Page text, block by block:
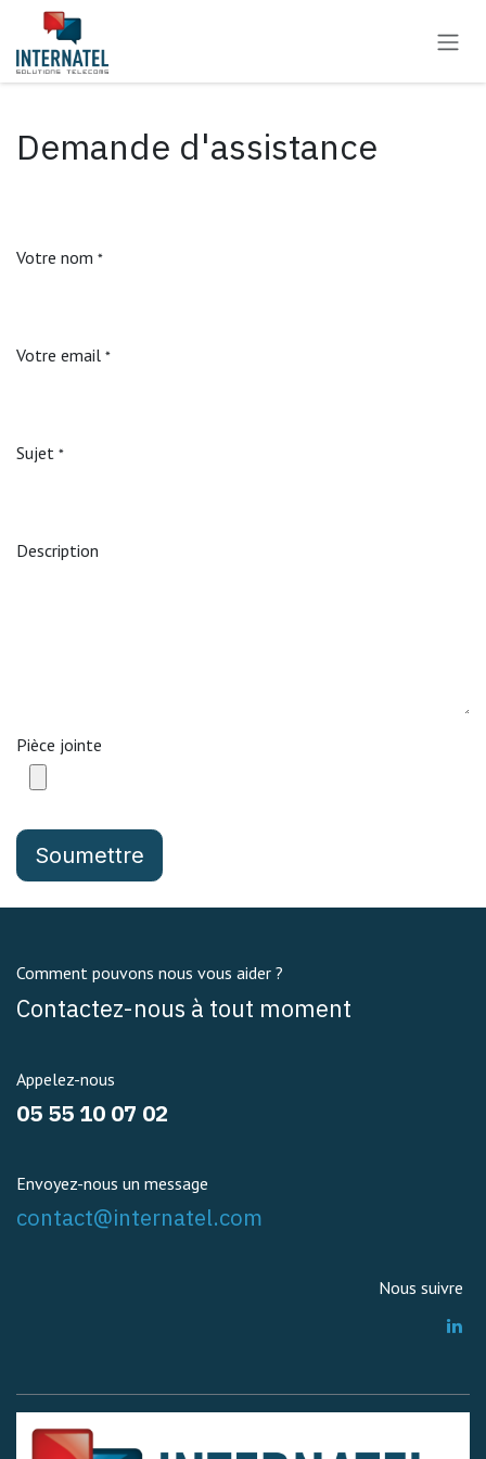
Se rendre au contenu
Demande d'assistance
Votre nom *
Votre email *
Sujet *
Description
Pièce jointe
Soumettre
Comment pouvons nous vous aider ?
Contactez-nous à tout moment
Appelez-nous
05 55 10 07 02
Envoyez-nous un message
contact@internatel.com
Nous suivre